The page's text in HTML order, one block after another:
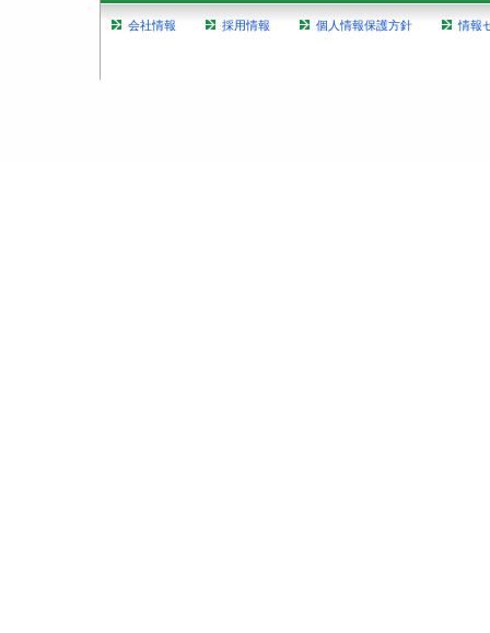
会社情報 採用情報 個人情報保護方針 情報